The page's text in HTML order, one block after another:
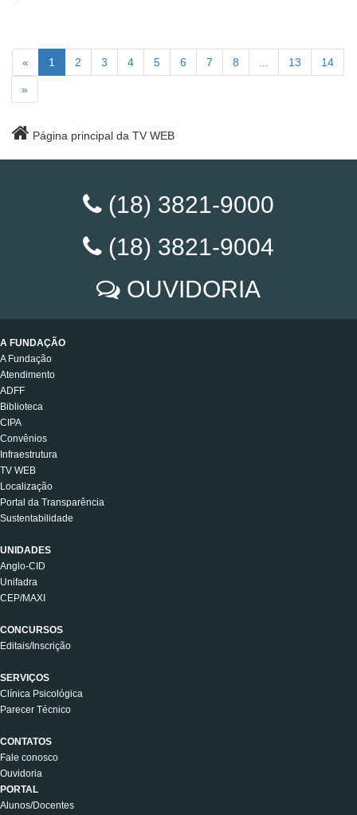
« 1 2 3 4 5 6 7 8 13 14
»
Página principal da TV WEB
(18) 3821-9000
(18) 3821-9004
OUVIDORIA
A FUNDAÇÃO
A Fundação
Atendimento
ADFF
Biblioteca
CIPA
Convênios
Infraestrutura
TV WEB
Localização
Portal da Transparência
Sustentabilidade
UNIDADES
Anglo-CID
Unifadra
CEP/MAXI
CONCURSOS
Editais/Inscrição
SERVIÇOS
Clínica Psicológica
Parecer Técnico
CONTATOS
Fale conosco
Ouvidoria
PORTAL
Alunos/Docentes